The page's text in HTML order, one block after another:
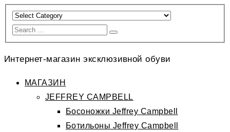
Интернет-магазин эксклюзивной обуви
МАГАЗИН
JEFFREY CAMPBELL
Босоножки Jeffrey Campbell
Ботильоны Jeffrey Campbell